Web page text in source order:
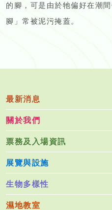
的腳，可是由於牠偏好在潮
腳」常被泥污掩蓋。
最新消息
關於我們
票務及入場資訊
展覽與設施
生物多樣性
濕地教室